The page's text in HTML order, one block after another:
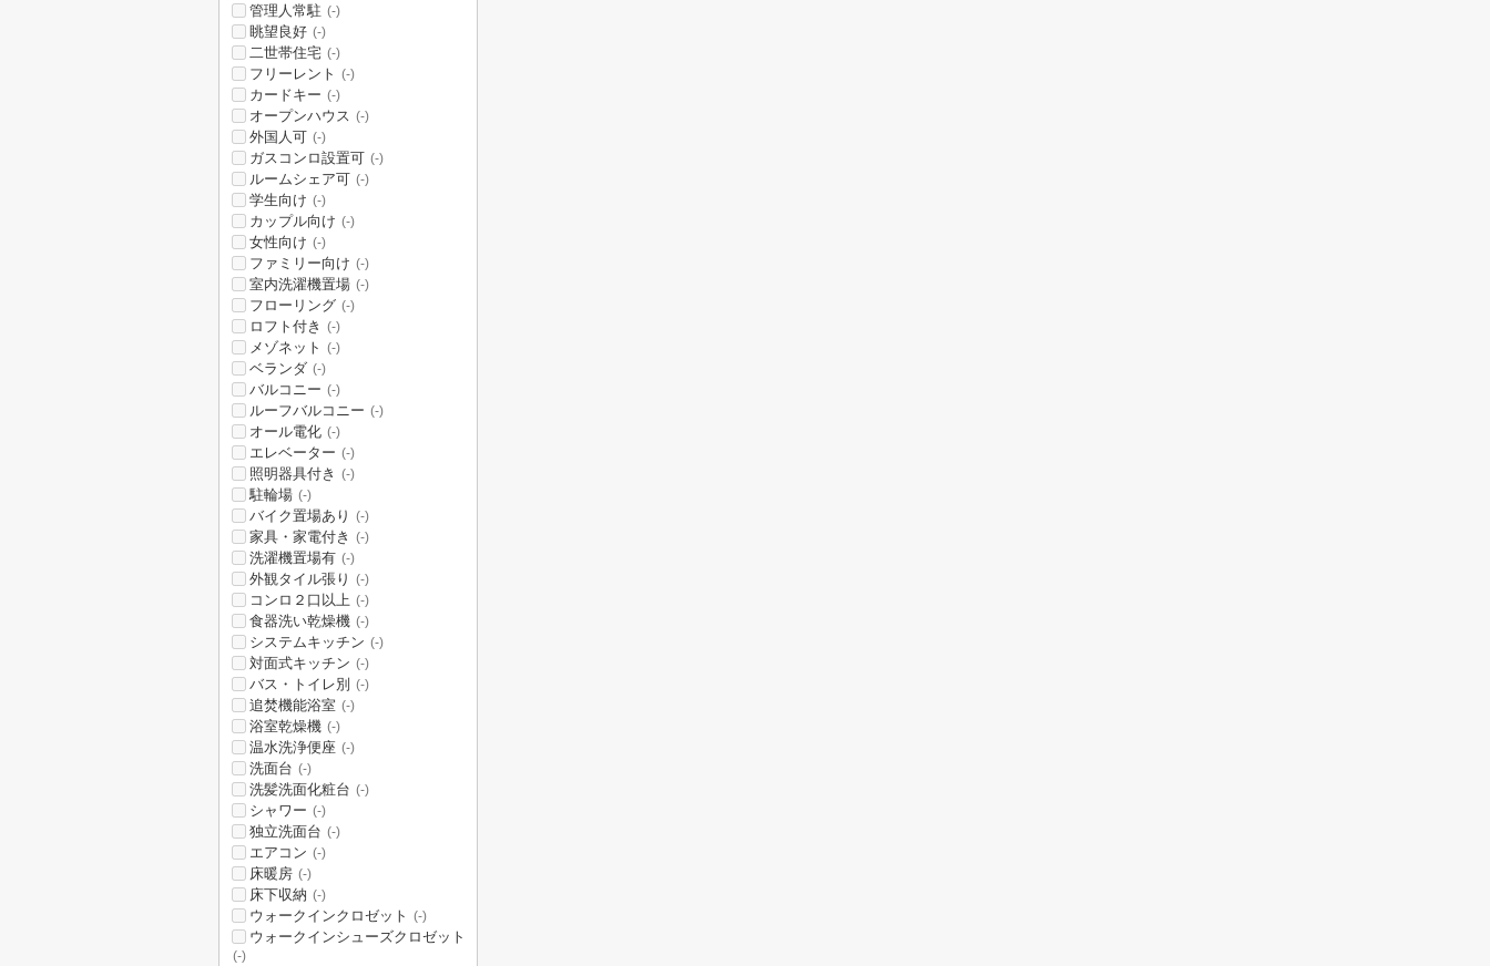
管理人常駐 (-)
眺望良好 (-)
二世帯住宅 (-)
フリーレント (-)
カードキー (-)
オープンハウス (-)
外国人可 (-)
ガスコンロ設置可 (-)
ルームシェア可 (-)
学生向け (-)
カップル向け (-)
女性向け (-)
ファミリー向け (-)
室内洗濯機置場 (-)
フローリング (-)
ロフト付き (-)
メゾネット (-)
ベランダ (-)
バルコニー (-)
ルーフバルコニー (-)
オール電化 (-)
エレベーター (-)
照明器具付き (-)
駐輪場 (-)
バイク置場あり (-)
家具・家電付き (-)
洗濯機置場有 (-)
外観タイル張り (-)
コンロ２口以上 (-)
食器洗い乾燥機 (-)
システムキッチン (-)
対面式キッチン (-)
バス・トイレ別 (-)
追焚機能浴室 (-)
浴室乾燥機 (-)
温水洗浄便座 (-)
洗面台 (-)
洗髪洗面化粧台 (-)
シャワー (-)
独立洗面台 (-)
エアコン (-)
床暖房 (-)
床下収納 (-)
ウォークインクロゼット (-)
ウォークインシューズクロゼット
(-)